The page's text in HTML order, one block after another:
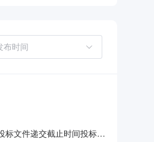
标文件递交截止时间投标有